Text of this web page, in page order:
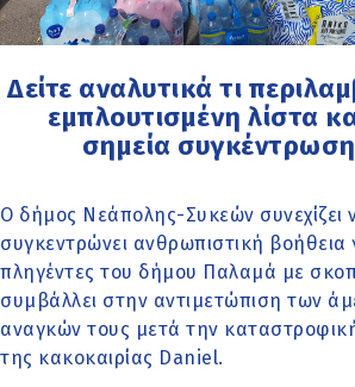
Δείτε αναλυτικά τι
εμπλουτισμένη λίστα
σημεία
Ο δήμος Νεάπολης-Συκεών συνεχίζει
συγκεντρώνει ανθρωπιστική βοήθεια
πληγέντες του δήμου Παλαμά με
συμβάλλει στην αντιμετώπιση των
αναγκών τους μετά την
της κακοκαιρίας Daniel.